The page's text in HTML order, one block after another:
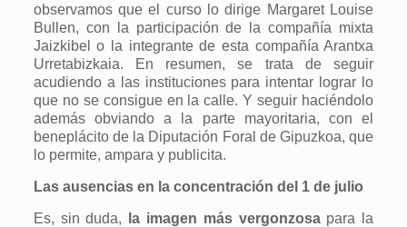
observamos que el curso lo dirige Margaret Louise
Bullen, con la participación de la compañía mixta
Jaizkibel o la integrante de esta compañía Arantxa
Urretabizkaia. En resumen, se trata de seguir
acudiendo a las instituciones para intentar lograr lo
que no se consigue en la calle. Y seguir haciéndolo
además obviando a la parte mayoritaria, con el
beneplácito de la Diputación Foral de Gipuzkoa, que
lo permite, ampara y publicita.
Las ausencias en la concentración del 1 de julio
Es, sin duda, la imagen más vergonzosapara la